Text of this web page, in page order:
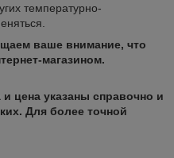
температурно-
ваше внимание, что
интернет-магазином.
цена указаны справочно и
Для более точной